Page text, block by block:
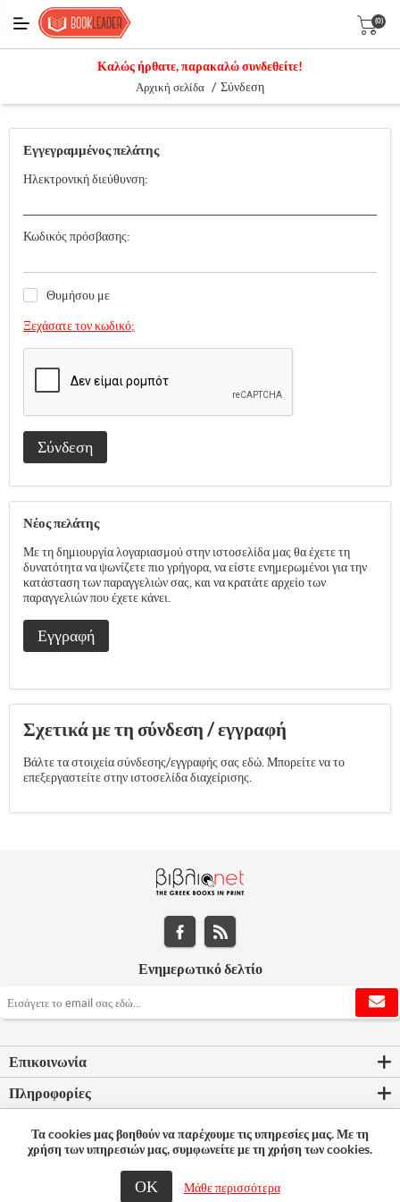
(0)
Καλώς ήρθατε, παρακαλώ συνδεθείτε!
Αρχική σελίδα / Σύνδεση
Εγγεγραμμένος πελάτης
Ηλεκτρονική διεύθυνση:
Κωδικός πρόσβασης:
Θυμήσου με
Ξεχάσατε τον κωδικό;
Σύνδεση
Νέος πελάτης
Με τη δημιουργία λογαριασμού στην ιστοσελίδα μας θα έχετε τη
δυνατότητα να ψωνίζετε πιο γρήγορα, να είστε ενημερωμένοι για την
κατάσταση των παραγγελιών σας, και να κρατάτε αρχείο των
παραγγελιών που έχετε κάνει.
Εγγραφή
Σχετικά με τη σύνδεση / εγγραφή
Βάλτε τα στοιχεία σύνδεσης/εγγραφής σας εδώ. Μπορείτε να το
επεξεργαστείτε στην ιστοσελίδα διαχείρισης.
Ενημερωτικό δελτίο
Επικοινωνία
Πληροφορίες
Ο λογαριασμός μου
© 2026 Bookleader
Τα cookies μας βοηθούν να παρέχουμε τις υπηρεσίες μας. Με τη
χρήση των υπηρεσιών μας, συμφωνείτε με τη χρήση των cookies.
ΟΚ Μάθε περισσότερα